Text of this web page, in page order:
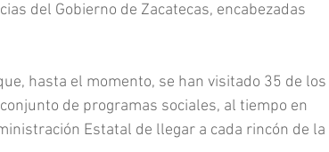
del Gobierno de Zacatecas, encabezadas
hasta el momento, se han visitado 35 de los
de programas sociales, al tiempo en
Estatal de llegar a cada rincón de la